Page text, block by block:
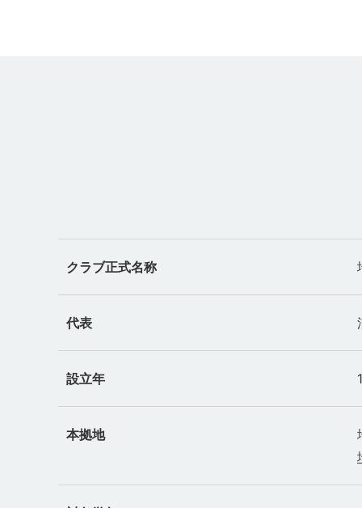
クラブ正式名称
代表
設立年
本拠地